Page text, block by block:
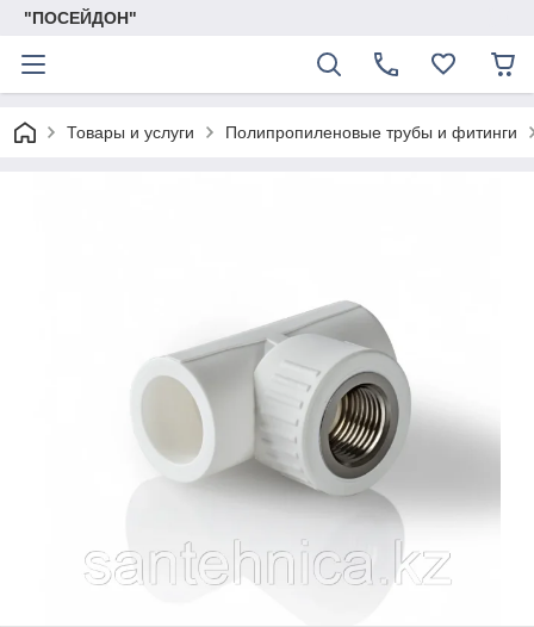
"ПОСЕЙДОН"
Товары и услуги Полипропиленовые трубы и фитинги